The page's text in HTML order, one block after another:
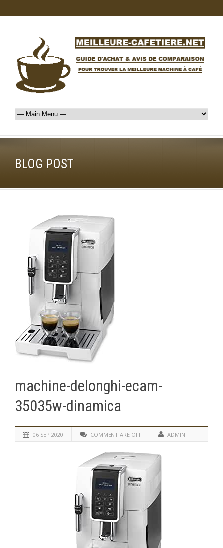
BLOG POST
machine-delonghi-ecam-
35035w-dinamica
06 SEP 2020 COMMENT ARE OFF ADMIN